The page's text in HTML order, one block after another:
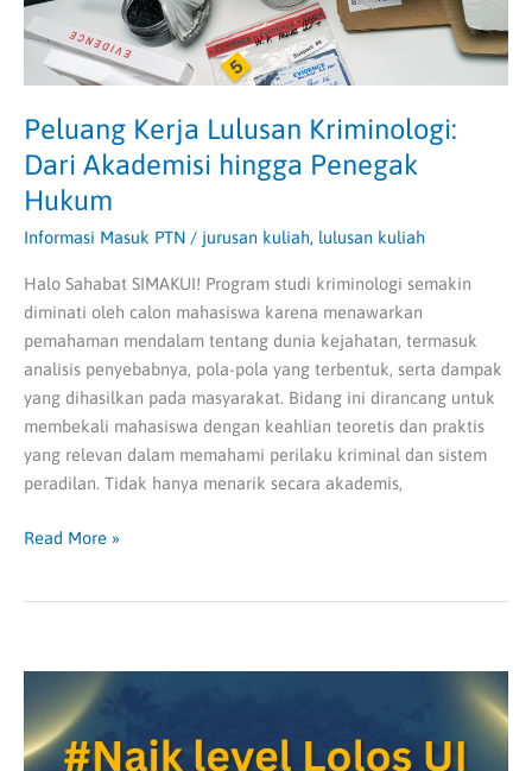
Peluang Kerja Lulusan Kriminologi:
Dari Akademisi hingga Penegak
Hukum
Informasi Masuk PTN / jurusan kuliah, lulusan kuliah
Halo Sahabat SIMAKUI! Program studi kriminologi semakin
diminati oleh calon mahasiswa karena menawarkan
pemahaman mendalam tentang dunia kejahatan, termasuk
analisis penyebabnya, pola-pola yang terbentuk, serta dampak
yang dihasilkan pada masyarakat. Bidang ini dirancang untuk
membekali mahasiswa dengan keahlian teoretis dan praktis
yang relevan dalam memahami perilaku kriminal dan sistem
peradilan. Tidak hanya menarik secara akademis,
Read More »